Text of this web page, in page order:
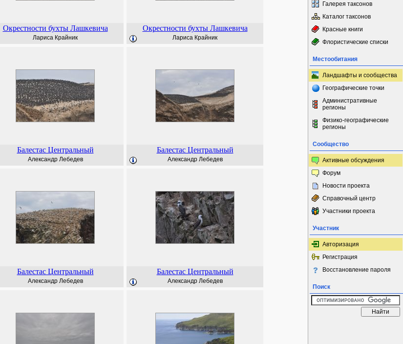
Окрестности бухты Лашкевича
Лариса Крайник
Окрестности бухты Лашкевича
Лариса Крайник
Балестас Центральный
Александр Лебедев
Балестас Центральный
Александр Лебедев
Балестас Центральный
Александр Лебедев
Балестас Центральный
Александр Лебедев
Галерея таксонов
Каталог таксонов
Красные книги
Флористические списки
Местообитания
Ландшафты и сообщества
Географические точки
Административные
регионы
Физико-географические
регионы
Сообщество
Активные обсуждения
Форум
Новости проекта
Справочный центр
Участники проекта
Участник
Авторизация
Регистрация
Восстановление пароля
Поиск